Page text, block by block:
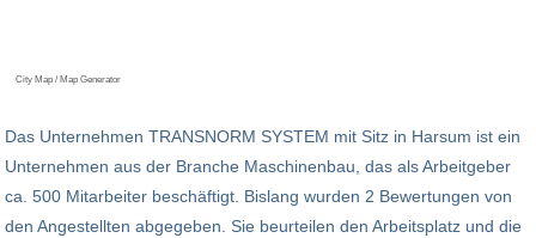
City Map / Map Generator
Das Unternehmen TRANSNORM SYSTEM mit Sitz in Harsum ist ein
Unternehmen aus der Branche Maschinenbau, das als Arbeitgeber
ca. 500 Mitarbeiter beschäftigt. Bislang wurden 2 Bewertungen von
den Angestellten abgegeben. Sie beurteilen den Arbeitsplatz und die